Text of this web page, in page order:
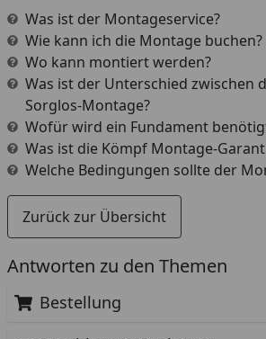
Antworten zu den Themen
Bestellung
Was ist der Montageservice?
Wie kann ich die Montage buchen?
Wo kann montiert werden?
Was ist der Unterschied zwischen
Sorglos-Montage?
Wofür wird ein Fundament
Was ist die Kömpf Montage-
Welche Bedingungen sollte der
Zurück zur Übersicht